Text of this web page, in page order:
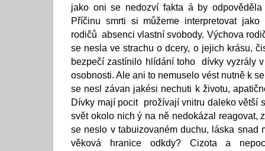
jako oni se nedozví fakta á by odpověděla
Příčinu smrti si můžeme interpretovat jako
rodičů absenci vlastní svobody. Výchova
se nesla ve strachu o dcery, o jejich krásu,
bezpečí zastínilo hlídání toho dívky vyzrály
osobnosti. Ale ani to nemuselo vést nutně k
se nesl závan jakési nechuti k životu,
Dívky mají pocit prožívají vnitru daleko větší
svět okolo nich ý na ně nedokázal reagovat,
se neslo v tabuizovaném duchu, láska snad
věková hranice odkdy? Cizota a